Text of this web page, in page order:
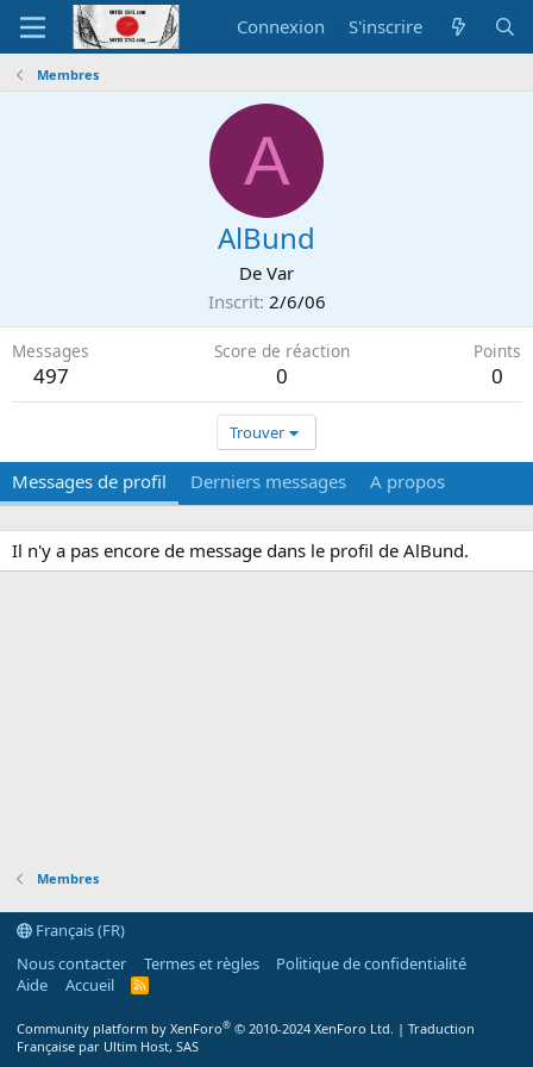
Connexion S'inscrire
Membres
A
AlBund
De Var
Inscrit 2/6/06
Messages
497
Score de réaction
0
Points
0
Trouver
Messages de profil Derniers messages A propos
Il n'y a pas encore de message dans le profil de AlBund.
Membres
Français (FR)
Nous contacter
Termes et règles
Politique de confidentialité
Aide
Accueil
R
Community platform by XenForo® © 2010-2024 XenForo Ltd. | Traduction
Française par Ultim Host, SAS